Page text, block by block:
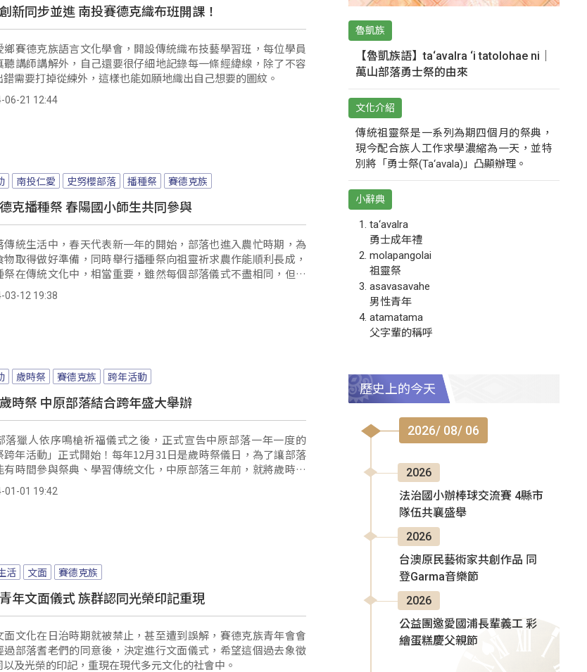
新同步並進 南投賽德克織布班開課！
鄉賽德克族語言文化學會，開設傳統織布技藝學習班，每位學員
聽講師講解外，自己還要很仔細地記錄每一條經緯線，除了不容
錯需要打掉從練外，這樣也能如願地織出自己想要的圖紋。
06-21 12:44
南投仁愛 史努櫻部落 播種祭 賽德克族
克播種祭 春陽國小師生共同參與
傳統生活中，春天代表新一年的開始，部落也進入農忙時期，為
物取得做好準備，同時舉行播種祭向祖靈祈求農作能順利長成，
祭在傳統文化中，相當重要，雖然每個部落儀式不盡相同，但目
樣。
03-12 19:38
歲時祭 賽德克族 跨年活動
時祭 中原部落結合跨年盛大舉辦
落獵人依序鳴槍祈福儀式之後，正式宣告中原部落一年一度的
跨年活動」正式開始！每年12月31日是歲時祭儀日，為了讓部落
有時間參與祭典、學習傳統文化，中原部落三年前，就將歲時祭
行的跨年活動一起舉辦。
01-01 19:42
活 文面 賽德克族
年文面儀式 族群認同光榮印記重現
面文化在日治時期就被禁止，甚至遭到誤解，賽德克族青年會會
過部落耆老們的同意後，決定進行文面儀式，希望這個過去象徵
及光榮的印記，重現在現代多元文化的社會中。
魯凱族
【魯凱族語】ta‘avalra ‘i tatolohae ni｜
萬山部落勇士祭的由來
文化介紹
傳統祖靈祭是一系列為期四個月的祭典，
現今配合族人工作求學濃縮為一天，並特
別將「勇士祭(Ta‘avala)」凸顯辦理。
小辭典
ta‘avalra
勇士成年禮
molapangolai
祖靈祭
asavasavahe
男性青年
atamatama
父字輩的稱呼
歷史上的今天
2026/ 08/ 06
2026
法治國小辦棒球交流賽 4縣市
隊伍共襄盛舉
2026
台澳原民藝術家共創作品 同
登Garma音樂節
2026
公益團邀愛國浦長輩義工 彩
繪蛋糕慶父親節